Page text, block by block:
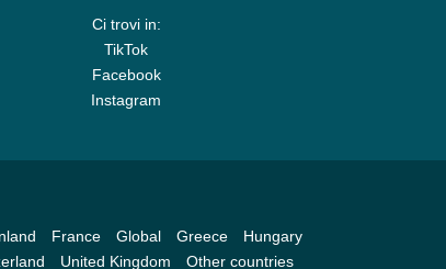
Ci trovi in:
TikTok
Facebook
Instagram
France Global Greece
Hungary
United Kingdom Other countries